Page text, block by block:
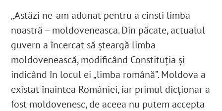
„Astăzi ne-am adunat pentru a cinsti limba
noastră – moldoveneasca. Din păcate, actualul
guvern a încercat să șteargă limba
moldovenească, modificând Constituția și
indicând în locul ei „limba română”. Moldova a
existat înaintea României, iar primul dicționar a
fost moldovenesc, de aceea nu putem accepta